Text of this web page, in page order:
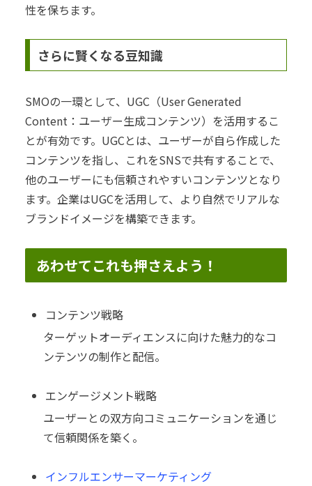
性を保ちます。
さらに賢くなる豆知識
SMOの一環として、UGC（User Generated
Content：ユーザー生成コンテンツ）を活用するこ
とが有効です。UGCとは、ユーザーが自ら作成した
コンテンツを指し、これをSNSで共有することで、
他のユーザーにも信頼されやすいコンテンツとなり
ます。企業はUGCを活用して、より自然でリアルな
ブランドイメージを構築できます。
あわせてこれも押さえよう！
コンテンツ戦略
ターゲットオーディエンスに向けた魅力的なコ
ンテンツの制作と配信。
エンゲージメント戦略
ユーザーとの双方向コミュニケーションを通じ
て信頼関係を築く。
インフルエンサーマーケティング